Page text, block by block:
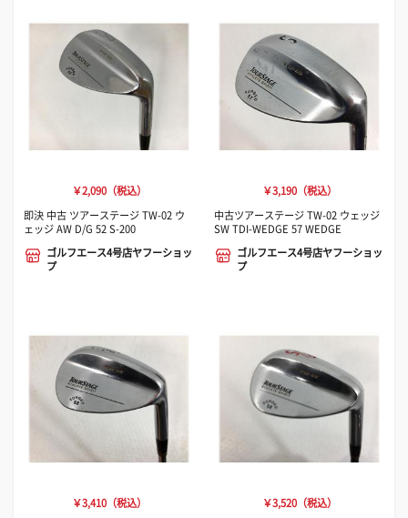
￥2,090（税込）
即決 中古 ツアーステージ TW-02 ウ
ェッジ AW D/G 52 S-200
ゴルフエース4号店ヤフーショッ
プ
￥3,190（税込）
中古ツアーステージ TW-02 ウェッジ
SW TDI-WEDGE 57 WEDGE
ゴルフエース4号店ヤフーショッ
プ
￥3,410（税込）
￥3,520（税込）